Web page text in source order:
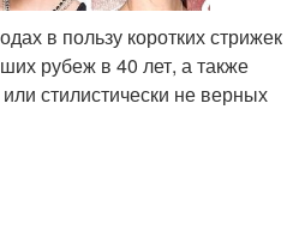
в пользу коротких стрижек
рубеж в 40 лет, а также
стилистически не верных